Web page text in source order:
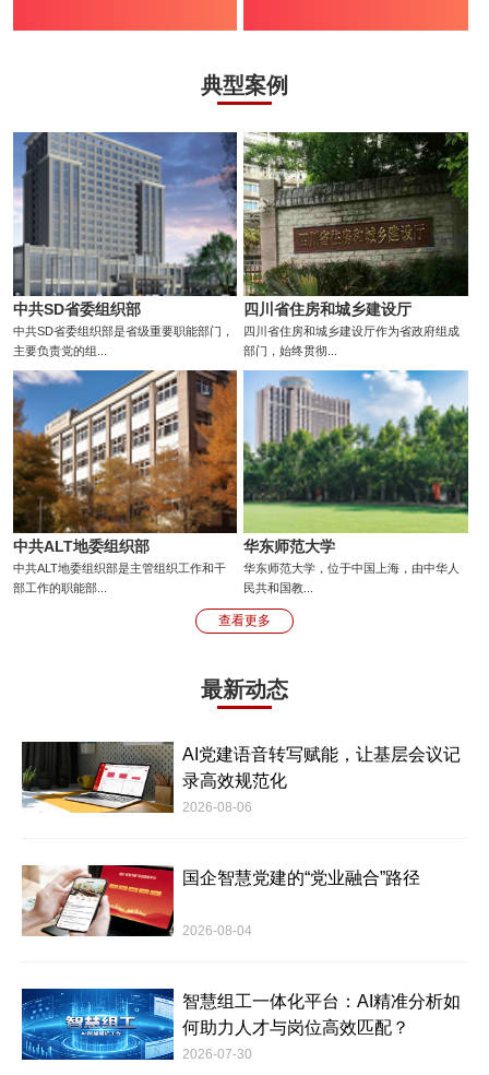
典型案例
中共SD省委组织部
中共SD省委组织部是省级重要职能部门，
主要负责党的组...
四川省住房和城乡建设厅
四川省住房和城乡建设厅作为省政府组成
部门，始终贯彻...
中共ALT地委组织部
中共ALT地委组织部是主管组织工作和干
部工作的职能部...
华东师范大学
华东师范大学，位于中国上海，由中华人
民共和国教...
查看更多
最新动态
AI党建语音转写赋能，让基层会议记
录高效规范化
2026-08-06
国企智慧党建的“党业融合”路径
2026-08-04
智慧组工一体化平台：AI精准分析如
何助力人才与岗位高效匹配？
2026-07-30